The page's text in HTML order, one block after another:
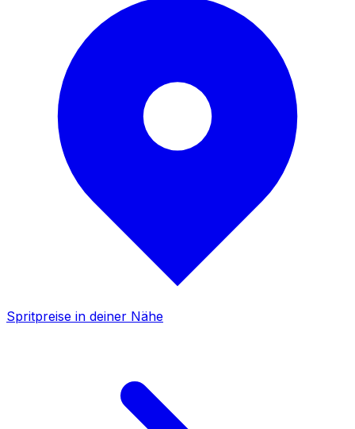
Spritpreise in deiner Nähe